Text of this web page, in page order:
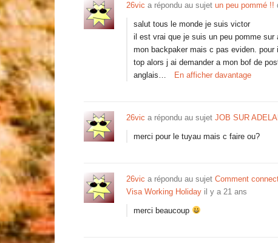
26vic a répondu au sujet un peu pommé !!
salut tous le monde je suis victor
il est vrai que je suis un peu pomme sur
mon backpaker mais c pas eviden.
top alors j ai demander a mon bof de
anglais…
En afficher davantage
26vic a répondu au sujet JOB SUR
merci pour le tuyau mais c faire ou?
26vic a répondu au sujet Comment
Visa Working Holiday il y a 21 ans
merci beaucoup